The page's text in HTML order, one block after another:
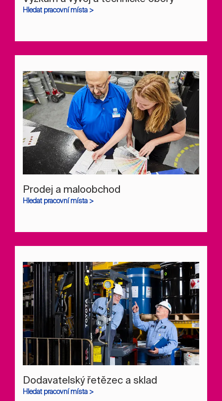
Hledat pracovní místa >
Prodej a maloobchod
Hledat pracovní místa >
Dodavatelský řetězec a sklad
Hledat pracovní místa >